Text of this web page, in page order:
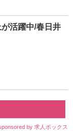
活躍中/春日井
by 求人ボックス